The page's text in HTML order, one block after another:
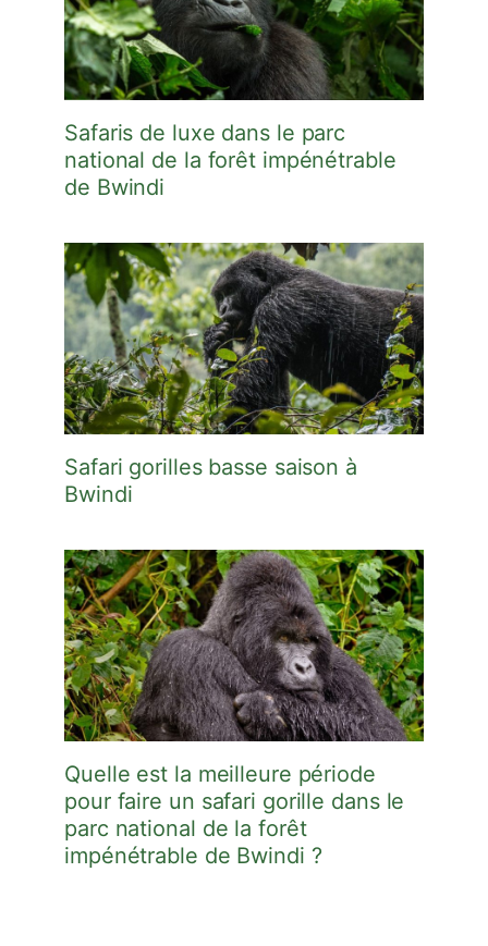
Safaris de luxe dans le parc
national de la forêt impénétrable
de Bwindi
Safari gorilles basse saison à
Bwindi
Quelle est la meilleure période
pour faire un safari gorille dans le
parc national de la forêt
impénétrable de Bwindi ?